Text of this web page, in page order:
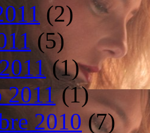
(2)
(5)
(1)
2011(1)
2010(7)